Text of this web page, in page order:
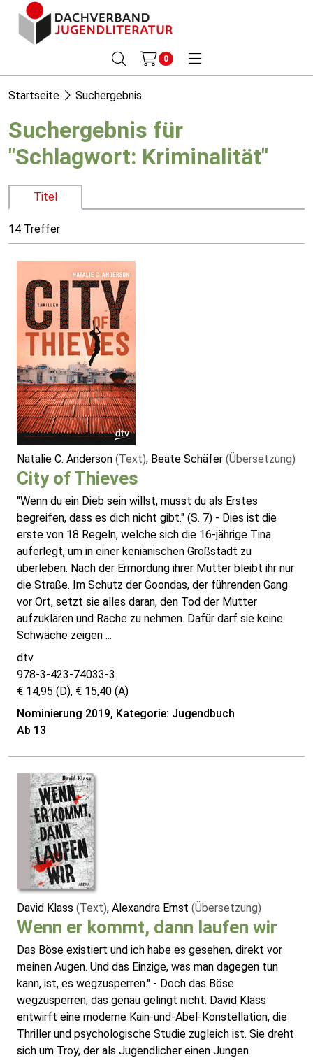
0
Startseite Suchergebnis
Suchergebnis für
"Schlagwort: Kriminalität"
Titel
14 Treffer
Natalie C. Anderson (Text), Beate Schäfer (Übersetzung)
City of Thieves
"Wenn du ein Dieb sein willst, musst du als Erstes
begreifen, dass es dich nicht gibt." (S. 7) - Dies ist die
erste von 18 Regeln, welche sich die 16-jährige Tina
auferlegt, um in einer kenianischen Großstadt zu
überleben. Nach der Ermordung ihrer Mutter bleibt ihr nur
die Straße. Im Schutz der Goondas, der führenden Gang
vor Ort, setzt sie alles daran, den Tod der Mutter
aufzuklären und Rache zu nehmen. Dafür darf sie keine
Schwäche zeigen ...
dtv
978-3-423-74033-3
€ 14,95 (D), € 15,40 (A)
Nominierung 2019, Kategorie: Jugendbuch
Ab 13
David Klass (Text), Alexandra Ernst (Übersetzung)
Wenn er kommt, dann laufen wir
Das Böse existiert und ich habe es gesehen, direkt vor
meinen Augen. Und das Einzige, was man dagegen tun
kann, ist, es wegzusperren." - Doch das Böse
wegzusperren, das genau gelingt nicht. David Klass
entwirft eine moderne Kain-und-Abel-Konstellation, die
Thriller und psychologische Studie zugleich ist. Sie dreht
sich um Troy, der als Jugendlicher einen Jungen